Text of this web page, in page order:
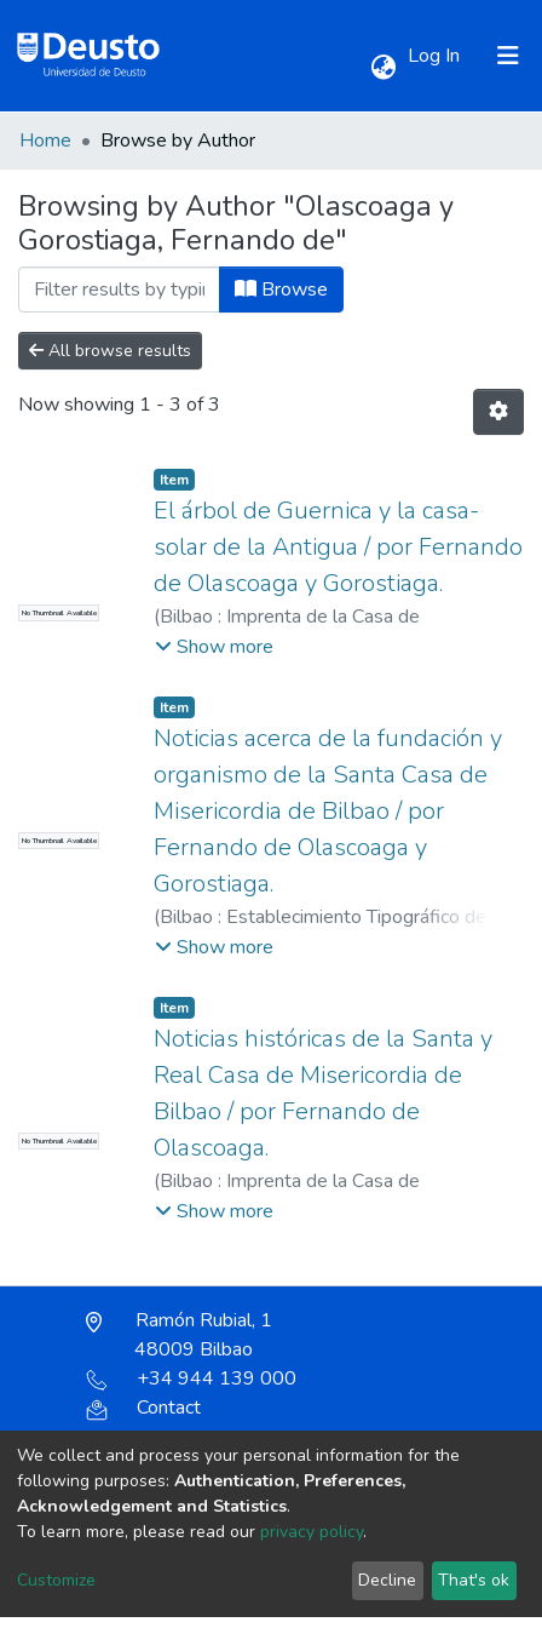
Log In (current)
All of DSpace
Home Browse by Author
Browsing by Author "Olascoaga y
Gorostiaga, Fernando de"
Browse
All browse results
Now showing 1 - 3 of 3
No Thumbnail Available
Item
El árbol de Guernica y la casa-
solar de la Antigua / por Fernando
de Olascoaga y Gorostiaga.
(Bilbao : Imprenta de la Casa de
Misericordia,1897
Show more
No Thumbnail Available
Item
Noticias acerca de la fundación y
organismo de la Santa Casa de
Misericordia de Bilbao / por
Fernando de Olascoaga y
Gorostiaga.
(Bilbao : Establecimiento Tipográfico de la
Casa de Misericordia,
Show more
No Thumbnail Available
Item
Noticias históricas de la Santa y
Real Casa de Misericordia de
Bilbao / por Fernando de
Olascoaga.
(Bilbao : Imprenta de la Casa de
Misericordia,1887
Show more
Ramón Rubial, 1
48009 Bilbao
+34 944 139 000
Contact
Unless otherwise noted, the item license is described
Creative Commons Attribution-NonCommercial-
NoDerivs 4.0 License
We collect and process your personal information for the
following purposes: Authentication, Preferences,
Acknowledgement and Statistics.
To learn more, please read our privacy policy.
Customize Decline That's ok